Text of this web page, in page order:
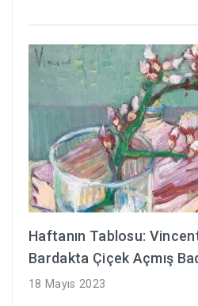
Haftanın Tablosu:
Bardakta Çiçek Açmış
18 Mayıs 2023